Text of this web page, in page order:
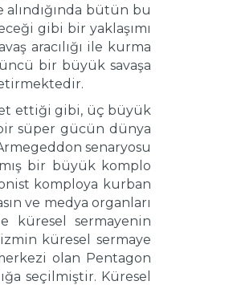
bütün bu
gibi bir yaklaşımı
aracılığı ile kurma
bir büyük savaşa
ettiği gibi, üç büyük
süper gücün dünya
senaryosu
bir büyük komplo
komploya kurban
ve medya organları
küresel sermayenin
küresel sermaye
olan Pentagon
seçilmiştir. Küresel